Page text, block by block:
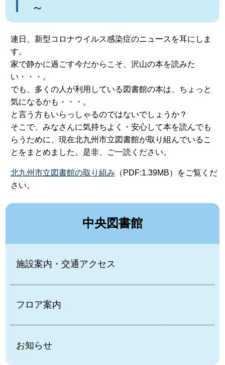
～
連日、新型コロナウイルス感染症のニュースを耳にしま
す。
家で静かに過ごす今だからこそ、沢山の本を読みた
い・・・。
でも、多くの人が利用している図書館の本は、ちょっと
気になるかも・・・。
と言う方もいらっしゃるのではないでしょうか？
そこで、みなさんに気持ちよく・安心して本を読んでも
らうために、現在北九州市立図書館が取り組んでいるこ
とをまとめました。是非、ご一読ください。
北九州市立図書館の取り組み （PDF:1.39MB）をご覧くだ
さい。
中央図書館
施設案内・交通アクセス
フロア案内
お知らせ